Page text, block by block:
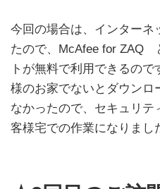
今回の場合は、インターネ
たので、McAfee for ZAQ
トが無料で利用できるの
様のお家でないとダウンロ
なかったので、セキュリテ
客様宅での作業になりまし